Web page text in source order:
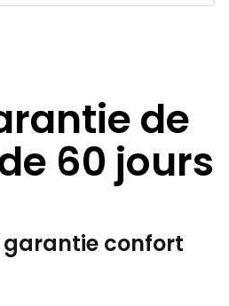
de
60 jours
garantie confort